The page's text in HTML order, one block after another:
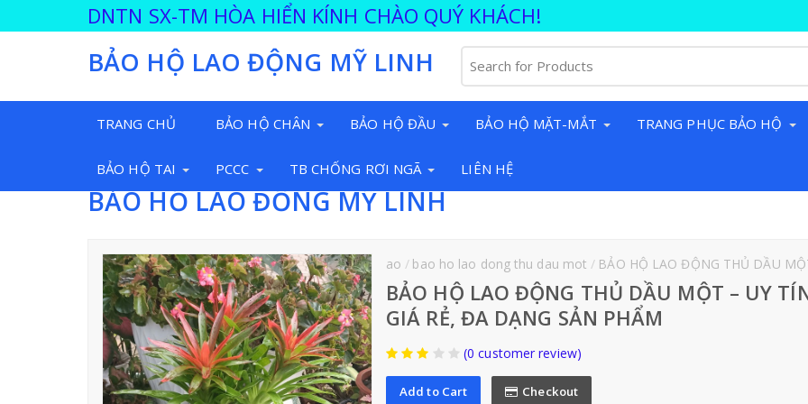
DNTN SX-TM HÒA HIỂN KÍNH CHÀO QUÝ KHÁCH!
BẢO HỘ LAO ĐỘNG MỸ LINH
TRANG CHỦ BẢO HỘ CHÂN BẢO HỘ ĐẦU BẢO HỘ MẶT-MẮT TRANG PHỤC BẢO HỘ
BẢO HỘ TAI PCCC TB CHỐNG RƠI NGÃ LIÊN HỆ
BẢO HỘ LAO ĐỘNG MỸ LINH
ao bao ho lao dong thu dau mot BẢO HỘ LAO ĐỘNG THỦ DẦU
BẢO HỘ LAO ĐỘNG THỦ DẦU MỘT – UY
GIÁ RẺ, ĐA DẠNG SẢN PHẨM
(0 customer review)
Add to Cart Checkout